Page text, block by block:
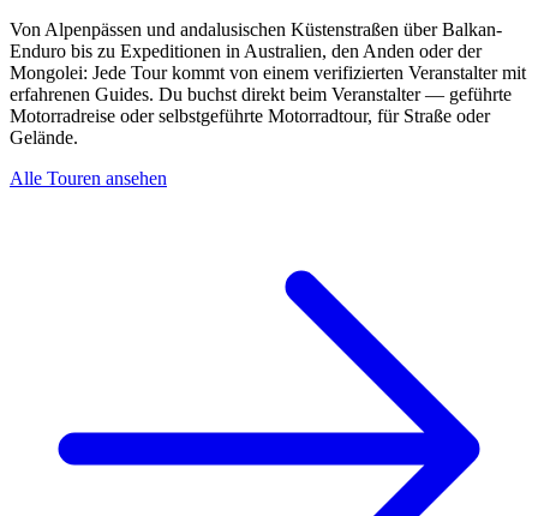
Von Alpenpässen und andalusischen Küstenstraßen über Balkan-
Enduro bis zu Expeditionen in Australien, den Anden oder der
Mongolei: Jede Tour kommt von einem verifizierten Veranstalter mit
erfahrenen Guides. Du buchst direkt beim Veranstalter — geführte
Motorradreise oder selbstgeführte Motorradtour, für Straße oder
Gelände.
Alle Touren ansehen